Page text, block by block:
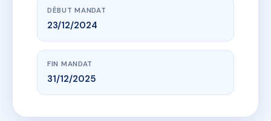
DÉBUT MANDAT
23/12/2024
FIN MANDAT
31/12/2025